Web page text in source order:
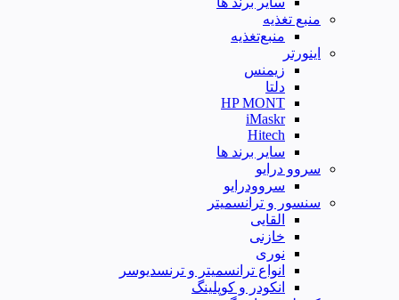
منبع تغذیه
منبع‌تغذیه
اینورتر
زیمنس
دلتا
HP MONT
iMaskr
Hitech
سایر برند ها
سروو درایو
سروودرایو
سنسور و ترانسمیتر
القایی
خازنی
نوری
انواع ترانسمیتر و ترنسدیوسر
انکودر و کوپلینگ